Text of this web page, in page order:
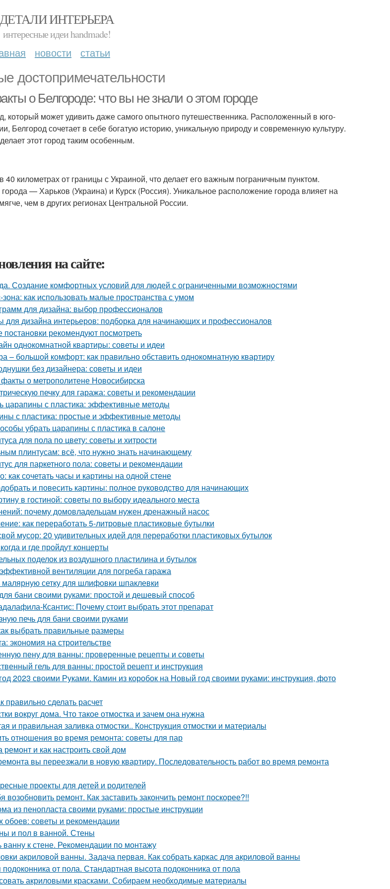
ДЕТАЛИ ИНТЕРЬЕРА
интересные идеи handmade!
новости статьи
достопримечательности
о Белгороде: что вы не знали о этом городе
который может удивить даже самого опытного путешественника. Расположенный в юго-
Белгород сочетает в себе богатую историю, уникальную природу и современную культуру.
этот город таким особенным.
40 километрах от границы с Украиной, что делает его важным пограничным пунктом.
— Харьков (Украина) и Курск (Россия). Уникальное расположение города влияет на
чем в других регионах Центральной России.
на сайте:
Создание комфортных условий для людей с ограниченными возможностями
как использовать малые пространства с умом
для дизайна: выбор профессионалов
дизайна интерьеров: подборка для начинающих и профессионалов
постановки рекомендуют посмотреть
однокомнатной квартиры: советы и идеи
– большой комфорт: как правильно обставить однокомнатную квартиру
без дизайнера: советы и идеи
о метрополитене Новосибирска
печку для гаража: советы и рекомендации
царапины с пластика: эффективные методы
с пластика: простые и эффективные методы
убрать царапины с пластика в салоне
для пола по цвету: советы и хитрости
плинтусам: всё, что нужно знать начинающему
для паркетного пола: советы и рекомендации
как сочетать часы и картины на одной стене
и повесить картины: полное руководство для начинающих
в гостиной: советы по выбору идеального места
почему домовладельцам нужен дренажный насос
как переработать 5-литровые пластиковые бутылки
мусор: 20 удивительных идей для переработки пластиковых бутылок
и где пройдут концерты
поделок из воздушного пластилина и бутылок
вентиляции для погреба гаража
малярную сетку для шлифовки шпаклевки
бани своими руками: простой и дешевый способ
Ксантис: Почему стоит выбрать этот препарат
печь для бани своими руками
выбрать правильные размеры
экономия на строительстве
пену для ванны: проверенные рецепты и советы
гель для ванны: простой рецепт и инструкция
2023 своими Руками. Камин из коробок на Новый год своими руками: инструкция, фото
правильно сделать расчет
вокруг дома. Что такое отмостка и зачем она нужна
и правильная заливка отмостки.. Конструкция отмостки и материалы
отношения во время ремонта: советы для пар
ремонт и как настроить свой дом
вы переезжали в новую квартиру. Последовательность работ во время ремонта
проекты для детей и родителей
возобновить ремонт. Как заставить закончить ремонт поскорее?!!
из пенопласта своими руками: простые инструкции
советы и рекомендации
и пол в ванной. Стены
ванну к стене. Рекомендации по монтажу
акриловой ванны. Задача первая. Как собрать каркас для акриловой ванны
от пола. Стандартная высота подоконника от пола
акриловыми красками. Собираем необходимые материалы